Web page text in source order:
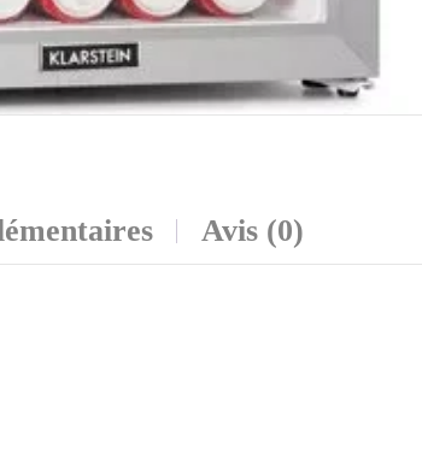
Avis (0)